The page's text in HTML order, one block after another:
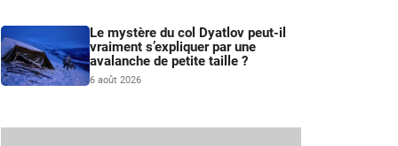
Le mystère du col Dyatlov peut-il
vraiment s’expliquer par une
avalanche de petite taille ?
6 août 2026